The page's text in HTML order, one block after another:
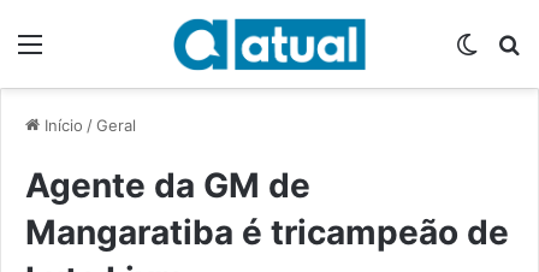
Início /Geral
Agente da GM de
Mangaratiba é tricampeão de